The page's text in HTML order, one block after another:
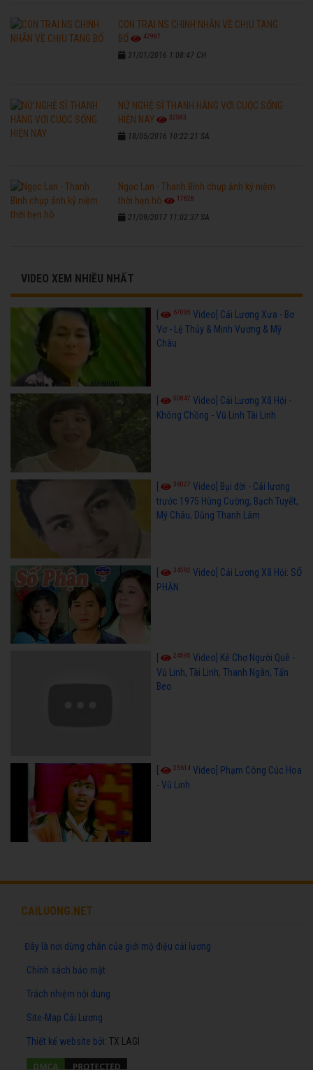
CON TRAI NS CHINH NHẪN VỀ CHỊU TANG
BỐ
42987
31/01/2016 1:08:47 CH
NỮ NGHỆ SĨ THANH HẰNG VỚI CUỘC SỐNG
HIỆN NAY
32583
18/05/2016 10:22:21 SA
Ngọc Lan - Thanh Bình chụp ảnh kỷ niệm
thời hẹn hò
17828
21/09/2017 11:02:37 SA
VIDEO XEM NHIỀU NHẤT
67095 Video] Cải Lương Xưa - Bơ
Vơ - Lệ Thủy & Minh Vương & Mỹ
Châu
50847 Video] Cải Lương Xã Hội -
Không Chồng - Vũ Linh Tài Linh
36027 Video] Bụi đời - Cải lương
trước 1975 Hùng Cường, Bạch Tuyết,
Mỹ Châu, Dũng Thanh Lâm
[ 34592 Video] Cải Lương Xã Hội: SỐ
PHẬN
24595 Video] Kẻ Chợ Người Quê -
Vũ Linh, Tài Linh, Thanh Ngân, Tấn
Beo
23614 Video] Phạm Công Cúc Hoa
- Vũ Linh
CAILUONG.NET
Đây là nơi dừng chân của giới mộ điệu cải lương
Chính sách bảo mật
Trách nhiệm nội dung
Site-Map Cải Lương
Thiết kế website bởi: TX LAGI